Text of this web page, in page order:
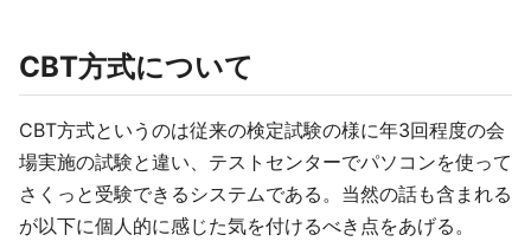
CBT方式について
CBT方式というのは従来の検定試験の様に年3回程度の会
場実施の試験と違い、テストセンターでパソコンを使って
さくっと受験できるシステムである。当然の話も含まれる
が以下に個人的に感じた気を付けるべき点をあげる。